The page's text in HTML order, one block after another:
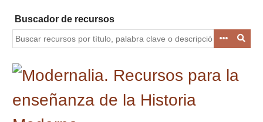
contenido
principal
Buscador de recursos